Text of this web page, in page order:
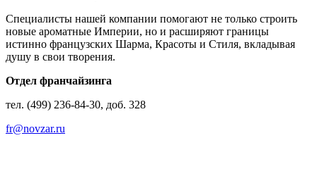
Специалисты нашей компании помогают не только строить
новые ароматные Империи, но и расширяют границы
истинно французских Шарма, Красоты и Стиля, вкладывая
душу в свои творения.
Отдел франчайзинга
тел. (499) 236-84-30, доб. 328
fr@novzar.ru